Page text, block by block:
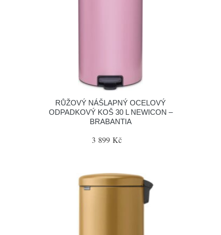
RŮŽOVÝ NÁŠLAPNÝ OCELOVÝ
ODPADKOVÝ KOŠ 30 L NEWICON –
BRABANTIA
3 899 Kč